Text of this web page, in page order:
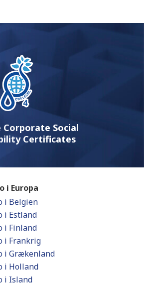
Social
Certificates
i Europa
i Belgien
i Estland
i Finland
i Frankrig
i Grækenland
i Holland
i Island